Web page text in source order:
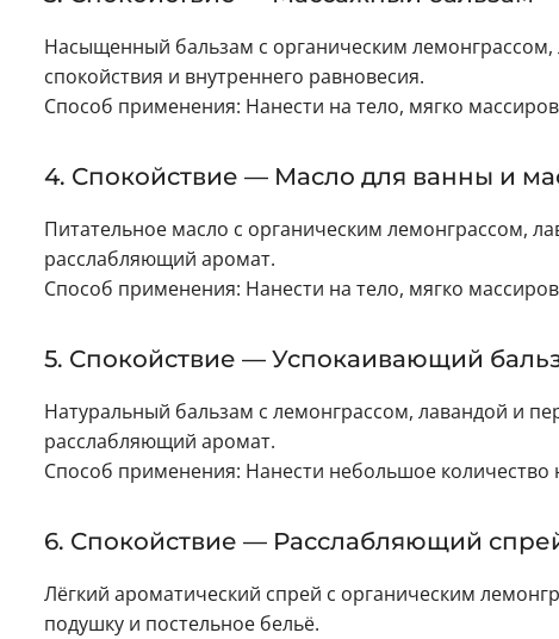
Насыщенный бальзам с органическим
спокойствия и внутреннего равновесия.
Способ применения: Нанести на тело, мягко
4. Спокойствие — Масло для ванны и
Питательное масло с органическим лемонграссом,
расслабляющий аромат.
Способ применения: Нанести на тело, мягко
5. Спокойствие — Успокаивающий
Натуральный бальзам с лемонграссом, лавандой и
расслабляющий аромат.
Способ применения: Нанести небольшое количество
6. Спокойствие — Расслабляющий
Лёгкий ароматический спрей с органическим
подушку и постельное бельё.